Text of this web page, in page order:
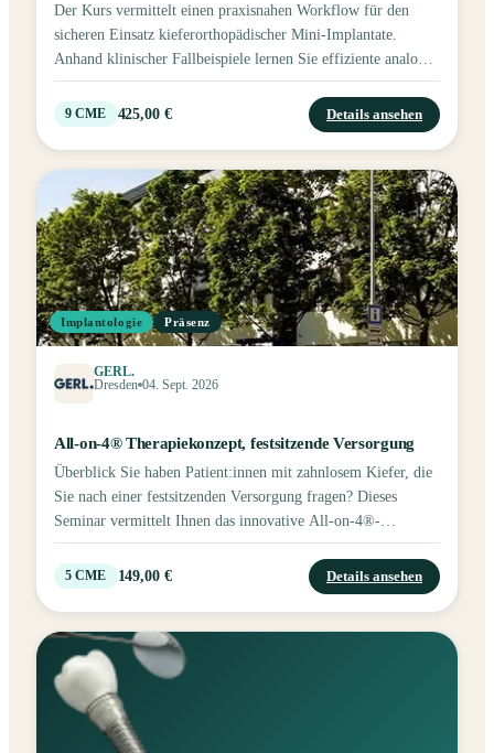
Der Kurs vermittelt einen praxisnahen Workflow für den
sicheren Einsatz kieferorthopädischer Mini-Implantate.
Anhand klinischer Fallbeispiele lernen Sie effiziente analoge
und digitale Konzepte kennen, die sich direkt im Praxisalltag
umsetzen lassen.
9 CME 425,00 € Details ansehen
Implantologie Präsenz
GERL.
Dresden 04. Sept. 2026
All-on-4® Therapiekonzept, festsitzende Versorgung
Überblick Sie haben Patient:innen mit zahnlosem Kiefer, die
Sie nach einer festsitzenden Versorgung fragen? Dieses
Seminar vermittelt Ihnen das innovative All-on-4®-
Therapiekonzept. Erfahren Sie, welche Patient:innen für
dieses Behandlungskonzept in Frage kommen und wie Sie es
ohne großen Aufwand in Ihre Praxis integrieren können.
Inhalte Das All-on-4®-Konzept ist ein bewährtes
Therapiemittel, um Patient:innen sofort festsitzend zu
versorgen. Die übergreifende Teamarbeit zwischen
Prothetiker:innen, Chirurg:innen und Zahntechniker:innen ist
eine wesentliche Voraussetzung für den Behandlungserfolg.
Das Seminar behandelt die Behandlung zahnloser Kiefer
5 CME 149,00 € Details ansehen